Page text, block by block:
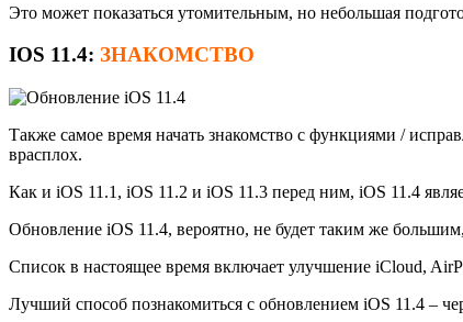
Это может показаться утомительным, но небольшая
IOS 11.4: ЗНАКОМСТВО
Также самое время начать знакомство с функциями /
врасплох.
Как и iOS 11.1, iOS 11.2 и iOS 11.3 перед ним, iOS 11.4
Обновление iOS 11.4, вероятно, не будет таким же
Список в настоящее время включает улучшение iCloud,
Лучший способ познакомиться с обновлением iOS 11.4 –